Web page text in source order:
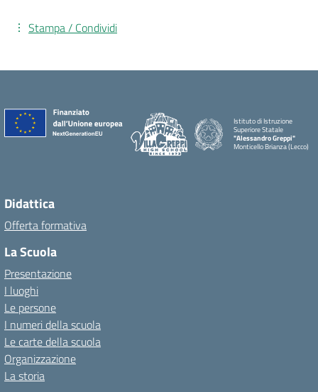
Stampa / Condividi
Istituto di Istruzione
Superiore Statale
"Alessandro Greppi"
Monticello Brianza (Lecco)
Didattica
Offerta formativa
La Scuola
Presentazione
I luoghi
Le persone
I numeri della scuola
Le carte della scuola
Organizzazione
La storia